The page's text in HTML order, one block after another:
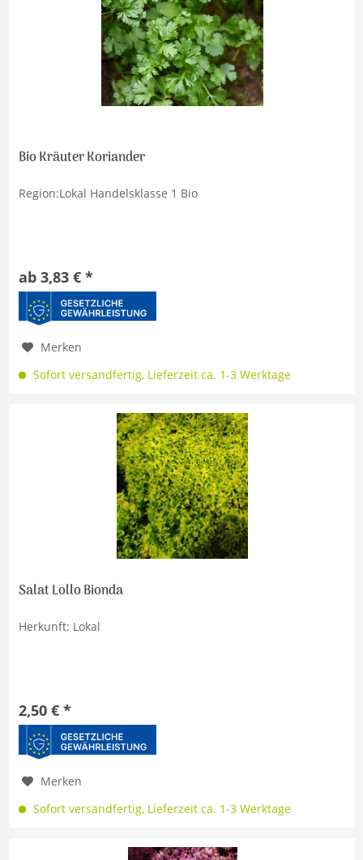
Bio Kräuter Koriander
Region:Lokal Handelsklasse 1 Bio
ab 3,83 € *
Merken
Sofort versandfertig, Lieferzeit ca. 1-3 Werktage
Salat Lollo Bionda
Herkunft: Lokal
2,50 € *
Merken
Sofort versandfertig, Lieferzeit ca. 1-3 Werktage